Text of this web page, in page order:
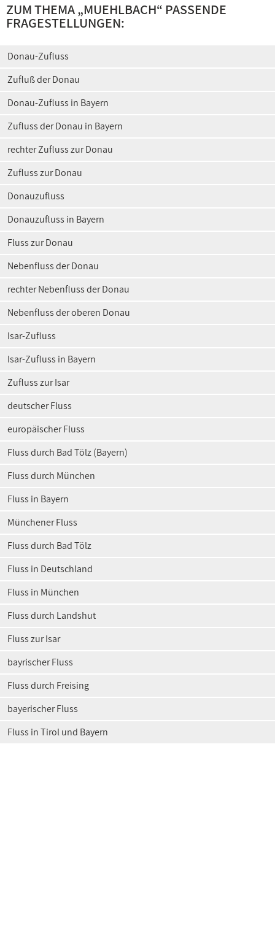
ZUM THEMA „MUEHLBACH“ PASSENDE
FRAGESTELLUNGEN:
Donau-Zufluss
Zufluß der Donau
Donau-Zufluss in Bayern
Zufluss der Donau in Bayern
rechter Zufluss zur Donau
Zufluss zur Donau
Donauzufluss
Donauzufluss in Bayern
Fluss zur Donau
Nebenfluss der Donau
rechter Nebenfluss der Donau
Nebenfluss der oberen Donau
Isar-Zufluss
Isar-Zufluss in Bayern
Zufluss zur Isar
deutscher Fluss
europäischer Fluss
Fluss durch Bad Tölz (Bayern)
Fluss durch München
Fluss in Bayern
Münchener Fluss
Fluss durch Bad Tölz
Fluss in Deutschland
Fluss in München
Fluss durch Landshut
Fluss zur Isar
bayrischer Fluss
Fluss durch Freising
bayerischer Fluss
Fluss in Tirol und Bayern